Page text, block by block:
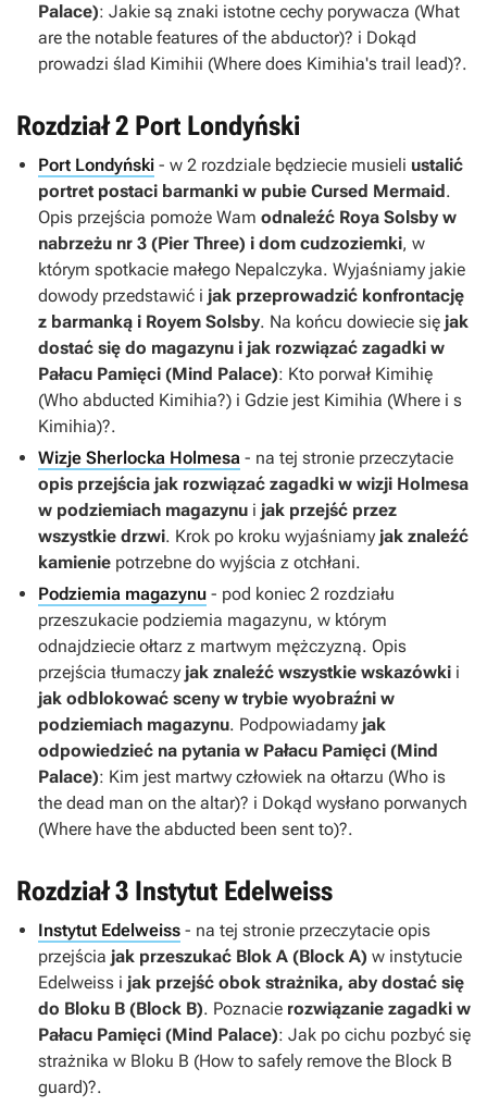
Palace): Jakie są znaki istotne cechy porywacza (What
are the notable features of the abductor)? i Dokąd
prowadzi ślad Kimihii (Where does Kimihia's trail lead)?.
Rozdział 2 Port Londyński
Port Londyński - w 2 rozdziale będziecie musieli ustalić
portret postaci barmanki w pubie Cursed Mermaid.
Opis przejścia pomoże Wam odnaleźć Roya Solsby w
nabrzeżu nr 3 (Pier Three) i dom cudzoziemki, w
którym spotkacie małego Nepalczyka. Wyjaśniamy jakie
dowody przedstawić i jak przeprowadzić konfrontację
z barmanką i Royem Solsby. Na końcu dowiecie się jak
dostać się do magazynu i jak rozwiązać zagadki w
Pałacu Pamięci (Mind Palace): Kto porwał Kimihię
(Who abducted Kimihia?) i Gdzie jest Kimihia (Where i s
Kimihia)?.
Wizje Sherlocka Holmesa - na tej stronie przeczytacie
opis przejścia jak rozwiązać zagadki w wizji Holmesa
w podziemiach magazynu i jak przejść przez
wszystkie drzwi. Krok po kroku wyjaśniamy jak znaleźć
kamienie potrzebne do wyjścia z otchłani.
Podziemia magazynu - pod koniec 2 rozdziału
przeszukacie podziemia magazynu, w którym
odnajdziecie ołtarz z martwym mężczyzną. Opis
przejścia tłumaczy jak znaleźć wszystkie wskazówki i
jak odblokować sceny w trybie wyobraźni w
podziemiach magazynu. Podpowiadamy jak
odpowiedzieć na pytania w Pałacu Pamięci (Mind
Palace): Kim jest martwy człowiek na ołtarzu (Who is
the dead man on the altar)? i Dokąd wysłano porwanych
(Where have the abducted been sent to)?.
Rozdział 3 Instytut Edelweiss
Instytut Edelweiss - na tej stronie przeczytacie opis
przejścia jak przeszukać Blok A (Block A) w instytucie
Edelweiss i jak przejść obok strażnika, aby dostać się
do Bloku B (Block B). Poznacie rozwiązanie zagadki w
Pałacu Pamięci (Mind Palace): Jak po cichu pozbyć się
strażnika w Bloku B (How to safely remove the Block B
guard)?.